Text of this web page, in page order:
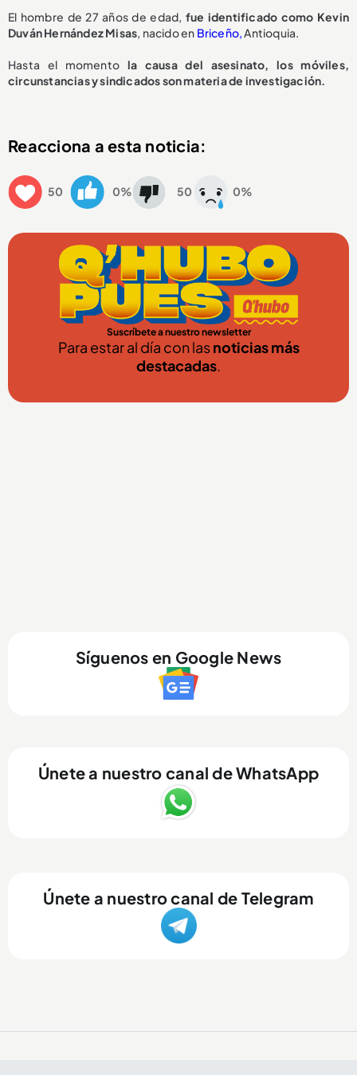
El hombre de 27 años de edad, fue identificado como Kevin
Duván Hernández Misas, nacido en Briceño,Antioquia.
Hasta el momento la causa del asesinato, los móviles,
circunstancias y sindicados son materia de investigación.
Reacciona a esta noticia:
50 0% 50 0%
Suscríbete a nuestro newsletter
Para estar al día con lasnoticias más
destacadas.
Síguenos en Google News
Únete a nuestro canal de WhatsApp
Únete a nuestro canal de Telegram